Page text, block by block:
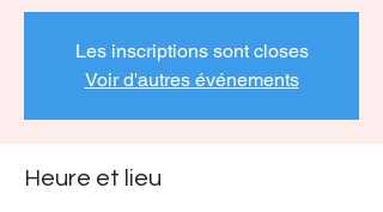
Les inscriptions sont closes
Voir d'autres événements
Heure et lieu